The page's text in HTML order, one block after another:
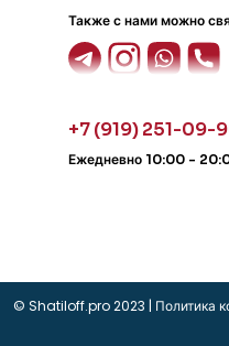
Также с нами можно
+7 (919) 251-09-
Ежедневно 10:00 -
© Shatiloff.pro 2023 | Политика